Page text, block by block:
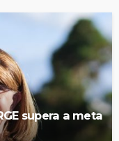
supera a meta